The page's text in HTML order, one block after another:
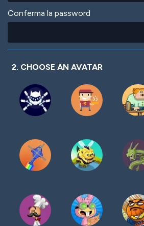
Conferma la password
2. CHOOSE AN AVATAR